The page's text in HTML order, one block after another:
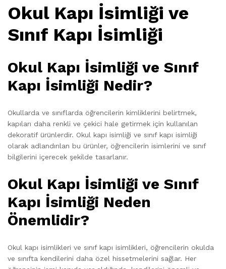
Okul Kapı İsimliği ve
Sınıf Kapı İsimliği
Okul Kapı İsimliği ve Sınıf
Kapı İsimliği Nedir?
Okullarda ve sınıflarda öğrencilerin kimliklerini belirtmek,
kapıları daha renkli ve çekici hale getirmek için kullanılan
dekoratif ürünlerdir. Okul kapı isimliği ve sınıf kapı isimliği
olarak adlandırılan bu ürünler, öğrencilerin isimlerini ve sınıf
bilgilerini içerecek şekilde tasarlanır.
Okul Kapı İsimliği ve Sınıf
Kapı İsimliği Neden
Önemlidir?
Okul kapı isimlikleri ve sınıf kapı isimlikleri, öğrencilerin okulda
ve sınıfta kendilerini daha özel hissetmelerini sağlar. Her